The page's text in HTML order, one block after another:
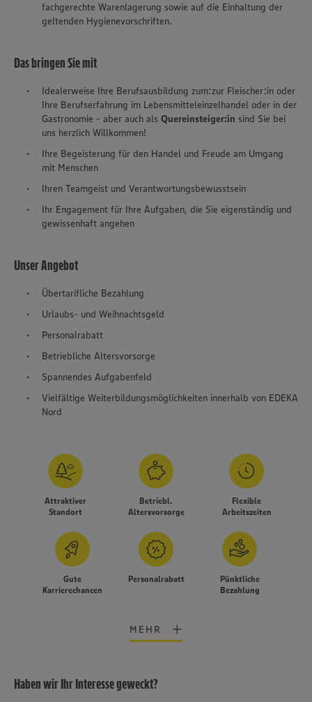
fachgerechte Warenlagerung sowie auf die Einhaltung der
geltenden Hygienevorschriften.
Das bringen Sie mit
Idealerweise Ihre Berufsausbildung zum:zur Fleischer:in oder
Ihre Berufserfahrung im Lebensmitteleinzelhandel oder in der
Gastronomie - aber auch als Quereinsteiger:in sind Sie bei
uns herzlich Willkommen!
Ihre Begeisterung für den Handel und Freude am Umgang
mit Menschen
Ihren Teamgeist und Verantwortungsbewusstsein
Ihr Engagement für Ihre Aufgaben, die Sie eigenständig und
gewissenhaft angehen
Unser Angebot
Übertarifliche Bezahlung
Urlaubs- und Weihnachtsgeld
Personalrabatt
Betriebliche Altersvorsorge
Spannendes Aufgabenfeld
Vielfältige Weiterbildungsmöglichkeiten innerhalb von EDEKA
Nord
Attraktiver
Standort
Betriebl.
Altersvorsorge
Flexible
Arbeitszeiten
Gute
Karrierechancen
Personalrabatt
Pünktliche
Bezahlung
MEHR
Haben wir Ihr Interesse geweckt?